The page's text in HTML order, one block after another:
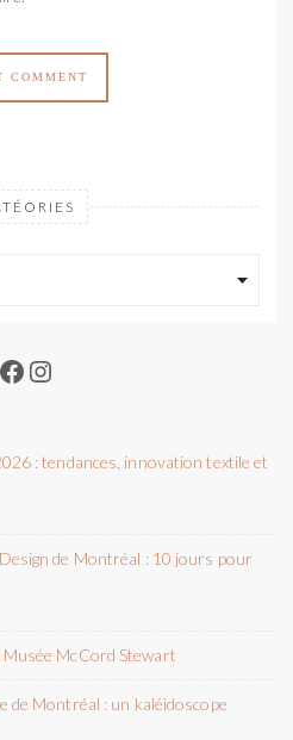
Facebook
Instagram
: tendances, innovation textile et
de Montréal : 10 jours pour
McCord Stewart
de Montréal : un kaléidoscope